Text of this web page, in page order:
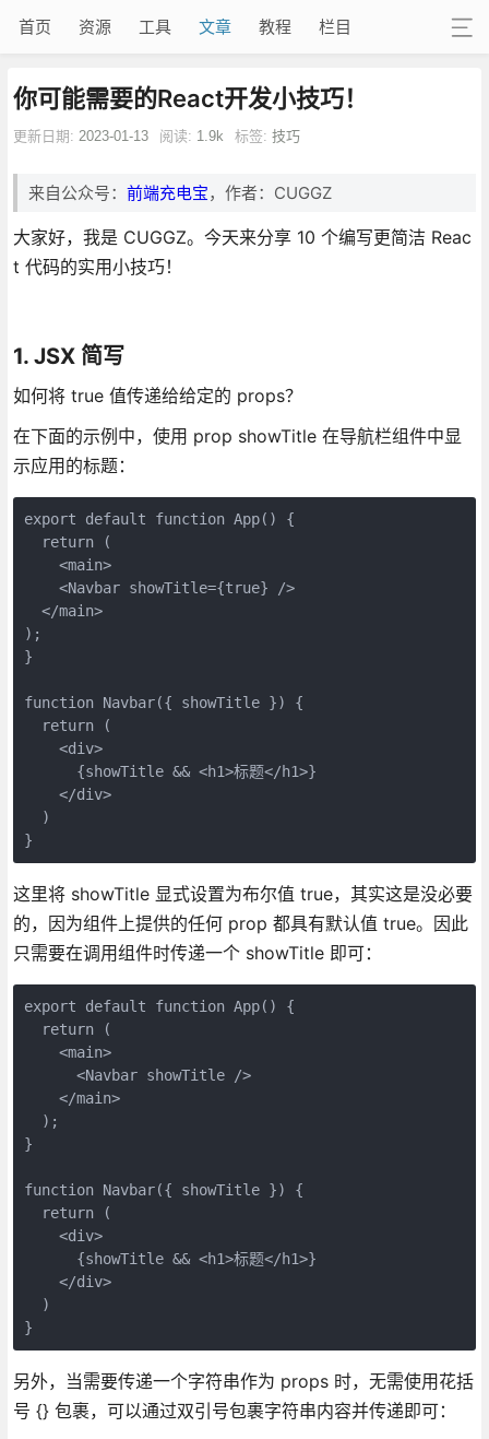
首页 资源 工具 文章 教程 栏目
你可能需要的React开发小技巧！
更新日期: 2023-01-13 阅读: 1.9k 标签: 技巧
来自公众号： 前端充电宝，作者：CUGGZ
大家好，我是 CUGGZ。今天来分享 10 个编写更简洁 Reac
t 代码的实用小技巧！
1. JSX 简写
如何将 true 值传递给给定的 props？
在下面的示例中，使用 prop showTitle 在导航栏组件中显
示应用的标题：
export default function App() {
  return (
    <main>
    <Navbar showTitle={true} />
  </main>
);
}
function Navbar({ showTitle }) {
  return (
    <div>
      {showTitle && <h1>标题</h1>}
    </div>
  )
}
这里将 showTitle 显式设置为布尔值 true，其实这是没必要
的，因为组件上提供的任何 prop 都具有默认值 true。因此
只需要在调用组件时传递一个 showTitle 即可：
export default function App() {
  return (
    <main>
      <Navbar showTitle />
    </main>
  );
}
function Navbar({ showTitle }) {
  return (
    <div>
      {showTitle && <h1>标题</h1>}
    </div>
  )
}
另外，当需要传递一个字符串作为 props 时，无需使用花括
号 {} 包裹，可以通过双引号包裹字符串内容并传递即可：